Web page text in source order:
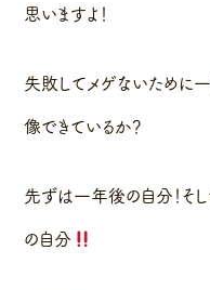
思いますよ！
失敗してメゲないために
像できているか？
先ずは一年後の自分！そ
の自分